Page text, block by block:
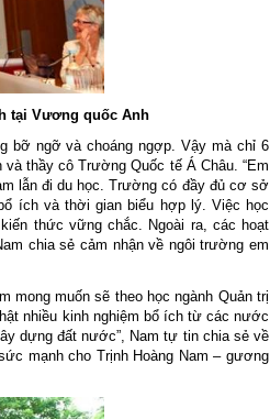
tại Vương quốc Anh
bỡ ngỡ và choáng ngợp. Vậy mà chỉ 6
thầy cô Trường Quốc tế Á Châu. “Em
lẫn đi du học. Trường có đầy đủ cơ sở
ích và thời gian biểu hợp lý. Việc học
thức vững chắc. Ngoài ra, các hoạt
chia sẻ cảm nhận về ngôi trường em
muốn sẽ theo học ngành Quản trị
nhiều kinh nghiệm bổ ích từ các nước
dựng đất nước”, Nam tự tin chia sẻ về
mạnh cho Trịnh Hoàng Nam – gương